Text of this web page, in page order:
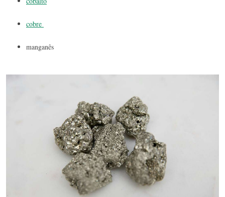
cobre
manganês